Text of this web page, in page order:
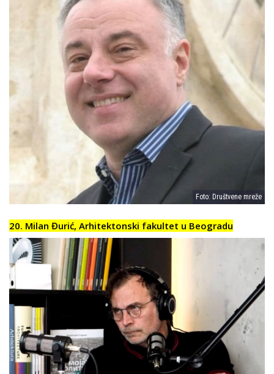
Foto: Društvene mreže
20. Milan Đurić, Arhitektonski fakultet u Beogradu